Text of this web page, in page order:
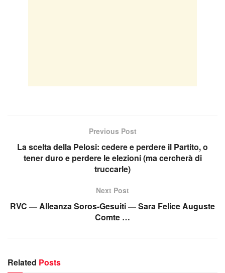
Previous Post
La scelta della Pelosi: cedere e perdere il Partito, o
tener duro e perdere le elezioni (ma cercherà di
truccarle)
Next Post
RVC — Alleanza Soros-Gesuiti — Sara Felice Auguste
Comte …
Related Posts